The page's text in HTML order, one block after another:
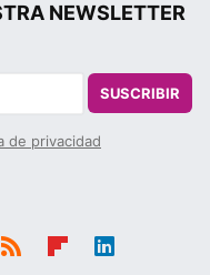
NEWSLETTER
SUSCRIBIR
de privacidad